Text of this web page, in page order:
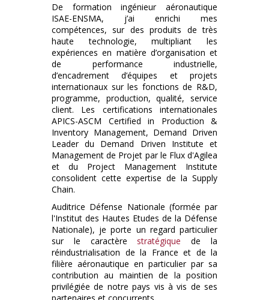
De formation ingénieur aéronautique
ISAE-ENSMA, j’ai enrichi mes
compétences, sur des produits de très
haute technologie, multipliant les
expériences en matière d’organisation et
de performance industrielle,
d’encadrement d’équipes et projets
internationaux sur les fonctions de R&D,
programme, production, qualité, service
client. Les certifications internationales
APICS-ASCM Certified in Production &
Inventory Management, Demand Driven
Leader du Demand Driven Institute et
Management de Projet par le Flux d'Agilea
et du Project Management Institute
consolident cette expertise de la Supply
Chain.
Auditrice Défense Nationale (formée par
l'Institut des Hautes Etudes de la Défense
Nationale), je porte un regard particulier
sur le caractère stratégique de la
réindustrialisation de la France et de la
filière aéronautique en particulier par sa
contribution au maintien de la position
privilégiée de notre pays vis à vis de ses